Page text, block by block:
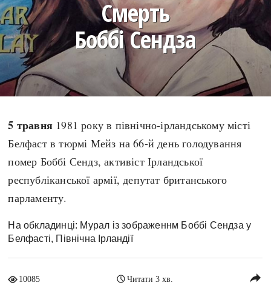
search
СЬОГОДНІ
ПРАВИЛА ЖИТТЯ
ВИ (НЕ) ЗНАЛИ
ПОДКАСТИ
КАРТИ
НОТА БЕНЕ
ФОТОІСТОРІЇ
ІНФОГРАФІКА
ПРЯМА МОВА
МОЯ ІСТОРІЯ
Смерть
Боббі Сендза
5 травня 1981 року в північно-ірландському місті
Белфаст в тюрмі Мейз на 66-й день голодування
помер Боббі Сендз, активіст Ірландської
республіканської армії, депутат британського
парламенту.
На обкладинці: Мурал із зображеннм Боббі Сендза у
Белфасті, Північна Ірландії
10085
Читати 3 хв.
reply